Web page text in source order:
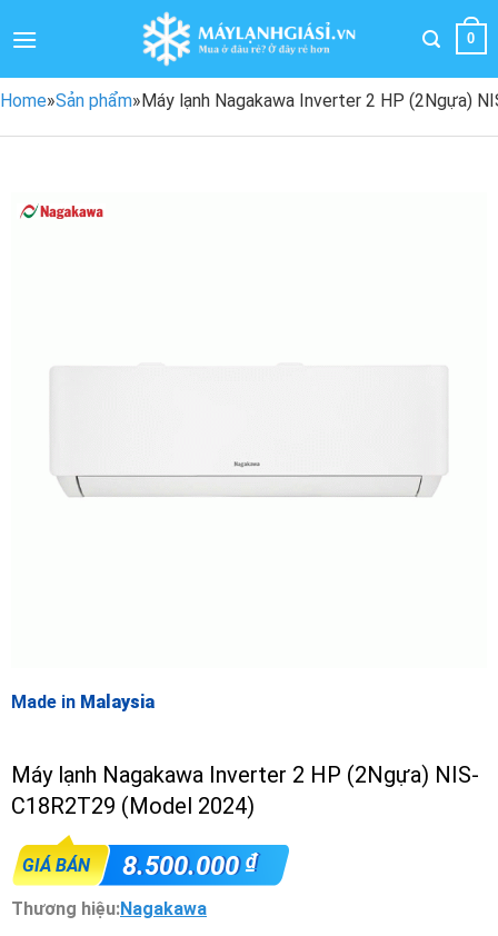
qua
dung
0
Home»Sản phẩm»Máy lạnh Nagakawa Inverter 2 HP (2Ngựa)
Made in Malaysia
Máy lạnh Nagakawa Inverter 2 HP (2Ngựa) NIS-
C18R2T29 (Model 2024)
GIÁ BÁN 8.500.000₫
Thương hiệu:Nagakawa